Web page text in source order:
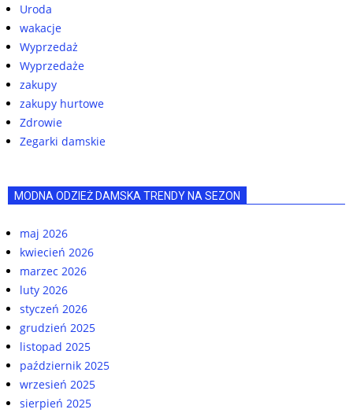
Uroda
wakacje
Wyprzedaż
Wyprzedaże
zakupy
zakupy hurtowe
Zdrowie
Zegarki damskie
MODNA ODZIEŻ DAMSKA TRENDY NA SEZON
maj 2026
kwiecień 2026
marzec 2026
luty 2026
styczeń 2026
grudzień 2025
listopad 2025
październik 2025
wrzesień 2025
sierpień 2025